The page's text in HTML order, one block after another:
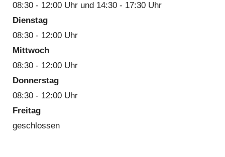
08:30 - 12:00 Uhr und 14:30 - 17:30 Uhr
Dienstag
08:30 - 12:00 Uhr
Mittwoch
08:30 - 12:00 Uhr
Donnerstag
08:30 - 12:00 Uhr
Freitag
geschlossen